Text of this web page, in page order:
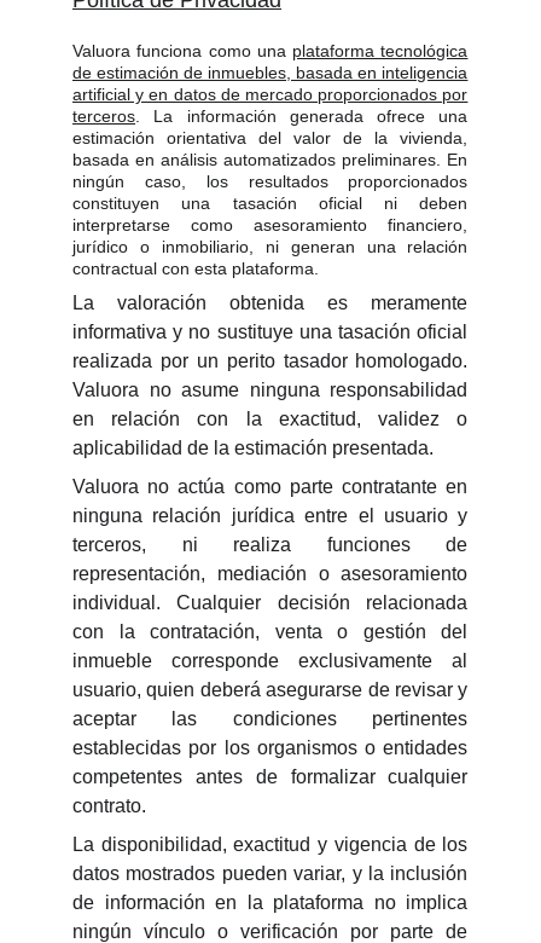
Valuora funciona como una plataforma tecnológica
de estimación de inmuebles, basada en inteligencia
artificial y en datos de mercado proporcionados por
terceros . La información generada ofrece una
estimación orientativa del valor de la vivienda,
basada en análisis automatizados preliminares. En
ningún caso, los resultados proporcionados
constituyen una tasación oficial ni deben
interpretarse como asesoramiento financiero,
jurídico o inmobiliario, ni generan una relación
contractual con esta plataforma.
La valoración obtenida es meramente
informativa y no sustituye una tasación oficial
realizada por un perito tasador homologado.
Valuora no asume ninguna responsabilidad
en relación con la exactitud, validez o
aplicabilidad de la estimación presentada.
Valuora no actúa como parte contratante en
ninguna relación jurídica entre el usuario y
terceros, ni realiza funciones de
representación, mediación o asesoramiento
individual. Cualquier decisión relacionada
con la contratación, venta o gestión del
inmueble corresponde exclusivamente al
usuario, quien deberá asegurarse de revisar y
aceptar las condiciones pertinentes
establecidas por los organismos o entidades
competentes antes de formalizar cualquier
contrato.
La disponibilidad, exactitud y vigencia de los
datos mostrados pueden variar, y la inclusión
de información en la plataforma no implica
ningún vínculo o verificación por parte de